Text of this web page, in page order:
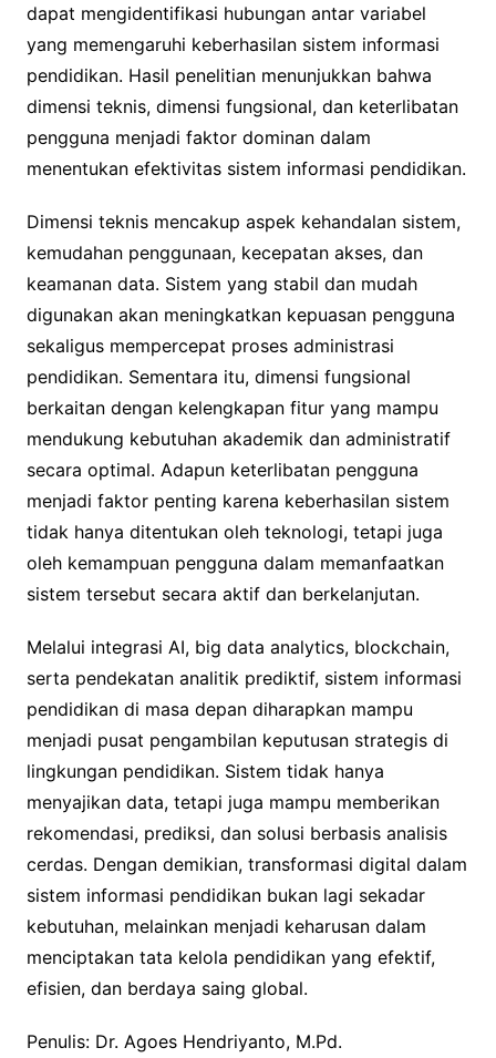
dapat mengidentifikasi hubungan antar variabel
yang memengaruhi keberhasilan sistem informasi
pendidikan. Hasil penelitian menunjukkan bahwa
dimensi teknis, dimensi fungsional, dan keterlibatan
pengguna menjadi faktor dominan dalam
menentukan efektivitas sistem informasi pendidikan.
Dimensi teknis mencakup aspek kehandalan sistem,
kemudahan penggunaan, kecepatan akses, dan
keamanan data. Sistem yang stabil dan mudah
digunakan akan meningkatkan kepuasan pengguna
sekaligus mempercepat proses administrasi
pendidikan. Sementara itu, dimensi fungsional
berkaitan dengan kelengkapan fitur yang mampu
mendukung kebutuhan akademik dan administratif
secara optimal. Adapun keterlibatan pengguna
menjadi faktor penting karena keberhasilan sistem
tidak hanya ditentukan oleh teknologi, tetapi juga
oleh kemampuan pengguna dalam memanfaatkan
sistem tersebut secara aktif dan berkelanjutan.
Melalui integrasi AI, big data analytics, blockchain,
serta pendekatan analitik prediktif, sistem informasi
pendidikan di masa depan diharapkan mampu
menjadi pusat pengambilan keputusan strategis di
lingkungan pendidikan. Sistem tidak hanya
menyajikan data, tetapi juga mampu memberikan
rekomendasi, prediksi, dan solusi berbasis analisis
cerdas. Dengan demikian, transformasi digital dalam
sistem informasi pendidikan bukan lagi sekadar
kebutuhan, melainkan menjadi keharusan dalam
menciptakan tata kelola pendidikan yang efektif,
efisien, dan berdaya saing global.
Penulis: Dr. Agoes Hendriyanto, M.Pd.